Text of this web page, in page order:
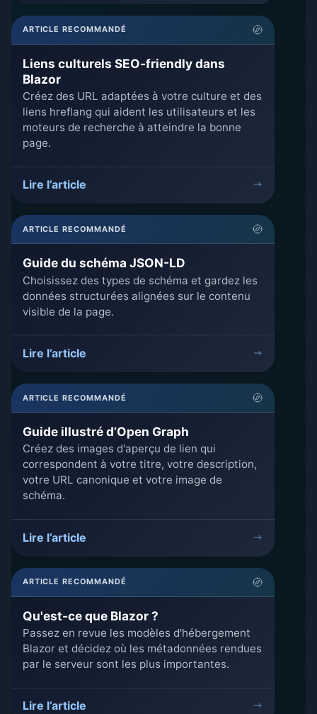
ARTICLE RECOMMANDÉ
Liens culturels SEO-friendly dans
Blazor
Créez des URL adaptées à votre culture et des
liens hreflang qui aident les utilisateurs et les
moteurs de recherche à atteindre la bonne
page.
Lire l’article
ARTICLE RECOMMANDÉ
Guide du schéma JSON-LD
Choisissez des types de schéma et gardez les
données structurées alignées sur le contenu
visible de la page.
Lire l’article
ARTICLE RECOMMANDÉ
Guide illustré d’Open Graph
Créez des images d'aperçu de lien qui
correspondent à votre titre, votre description,
votre URL canonique et votre image de
schéma.
Lire l’article
ARTICLE RECOMMANDÉ
Qu'est-ce que Blazor ?
Passez en revue les modèles d'hébergement
Blazor et décidez où les métadonnées rendues
par le serveur sont les plus importantes.
Lire l’article